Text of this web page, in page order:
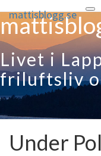
mattisblogg.se
Livet i
friluftsliv
Under
Polstjärnan
Under